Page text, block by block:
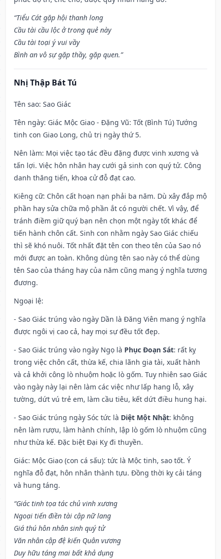
“Tiểu Cát gặp hội thanh long
Cầu tài cầu lộc ở trong quẻ này
Cầu tài toại ý vui vầy
Bình an vô sự gặp thầy, gặp quen.”
Nhị Thập Bát Tú
Tên sao: Sao Giác
Tên ngày: Giác Mộc Giao - Đặng Vũ: Tốt (Bình Tú) Tướng
tinh con Giao Long, chủ trị ngày thứ 5.
Nên làm: Mọi việc tạo tác đều đặng được vinh xương và
tấn lợi. Việc hôn nhân hay cưới gả sinh con quý tử. Công
danh thăng tiến, khoa cử đỗ đạt cao.
Kiêng cữ: Chôn cất hoạn nạn phải ba năm. Dù xây đắp mộ
phần hay sửa chữa mộ phần ắt có người chết. Vì vậy, để
tránh điềm giữ quý bạn nên chọn một ngày tốt khác để
tiến hành chôn cất. Sinh con nhằm ngày Sao Giác chiếu
thì sẽ khó nuôi. Tốt nhất đặt tên con theo tên của Sao nó
mới được an toàn. Không dùng tên sao này có thể dùng
tên Sao của tháng hay của năm cũng mang ý nghĩa tương
đương.
Ngoại lệ:
- Sao Giác trúng vào ngày Dần là Đăng Viên mang ý nghĩa
được ngôi vị cao cả, hay mọi sự đều tốt đẹp.
- Sao Giác trúng vào ngày Ngọ là Phục Đoạn Sát: rất kỵ
trong việc chôn cất, thừa kế, chia lãnh gia tài, xuất hành
và cả khởi công lò nhuộm hoặc lò gốm. Tuy nhiên sao Giác
vào ngày này lại nên làm các việc như lấp hang lỗ, xây
tường, dứt vú trẻ em, làm cầu tiêu, kết dứt điều hung hại.
- Sao Giác trúng ngày Sóc tức là Diệt Một Nhật: không
nên làm rượu, làm hành chính, lập lò gốm lò nhuộm cũng
như thừa kế. Đặc biệt Đại Kỵ đi thuyền.
Giác: Mộc Giao (con cá sấu): tức là Mộc tinh, sao tốt. Ý
nghĩa đỗ đạt, hôn nhân thành tựu. Đồng thời kỵ cải táng
và hung táng.
“Giác tinh tọa tác chủ vinh xương
Ngoại tiến điền tài cập nữ lang
Giá thú hôn nhân sinh quý tử
Văn nhân cập đệ kiến Quân vương
Duy hữu táng mai bất khả dụng